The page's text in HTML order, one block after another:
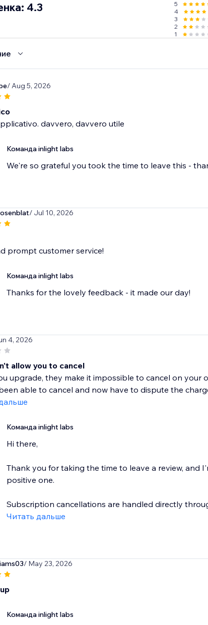
4.3 5
4
3
2
1
/ Aug 5, 2026
davvero, davvero utile
Команда inlight labs
We're so grateful you took the time to leave this -
/ Jul 10, 2026
prompt customer service!
Команда inlight labs
Thanks for the lovely feedback - it made our day!
4, 2026
allow you to cancel
upgrade, they make it impossible to cancel on
able to cancel and now have to dispute the
Команда inlight labs
Hi there,
Thank you for taking the time to leave a review, and
positive one.
Subscription cancellations are handled directly
Читать дальше
/ May 23, 2026
Команда inlight labs